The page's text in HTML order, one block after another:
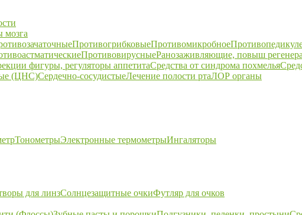
мозга
ПротивогрибковыеПротивомикробное
ПротивовирусныеРанозаживляющие, повыш
фигуры, регуляторы аппетитаСредства от синдрома похмелья
(ЦНС)Сердечно-сосудистыеЛечение полости ртаЛОР органы
ТонометрыЭлектронные термометрыИнгаляторы
для линзСолнцезащитные очкиФутляр для очков